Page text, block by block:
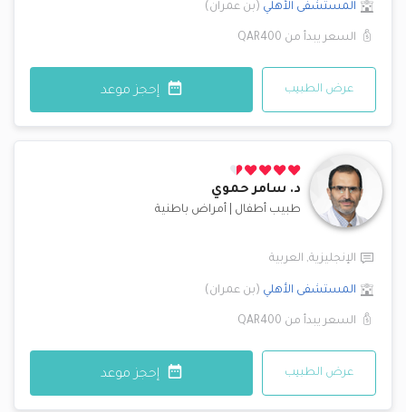
المستشفى الأهلي (بن عمران)
السعر يبدأ من QAR400
عرض الطبيب إحجز موعد
د. سامر حموي
طبيب أطفال أمراض باطنية
الإنجليزية, العربية
المستشفى الأهلي (بن عمران)
السعر يبدأ من QAR400
عرض الطبيب إحجز موعد